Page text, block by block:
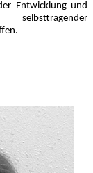
Entwicklung und
selbsttragender